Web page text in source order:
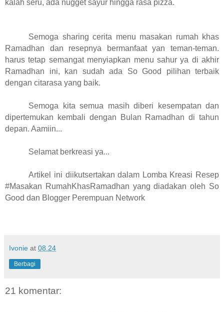
kalah seru, ada nugget sayur hingga rasa pizza.
Semoga sharing cerita menu masakan rumah khas
Ramadhan dan resepnya bermanfaat yan teman-teman.
harus tetap semangat menyiapkan menu sahur ya di akhir
Ramadhan ini, kan sudah ada So Good pilihan terbaik
dengan citarasa yang baik.
Semoga kita semua masih diberi kesempatan dan
dipertemukan kembali dengan Bulan Ramadhan di tahun
depan. Aamiin...
Selamat berkreasi ya...
Artikel ini diikutsertakan dalam Lomba Kreasi Resep
#Masakan RumahKhasRamadhan yang diadakan oleh So
Good dan Blogger Perempuan Network
Ivonie at 08.24
Berbagi
21 komentar: